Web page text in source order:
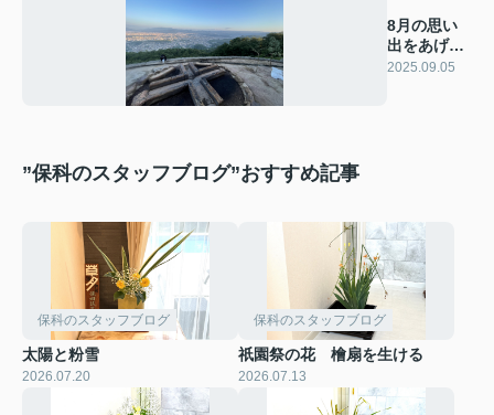
8月の思い
出をあげて
おこう！の
2025.09.05
”保科のスタッフブログ”おすすめ記事
保科のスタッフブログ
太陽と粉雪
2026.07.20
保科のスタッフブログ
祇園祭の花 檜扇を生ける
2026.07.13